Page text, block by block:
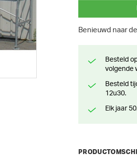
Benieuwd naar
Besteld op weekdagen voor 13 uur? Klaar voor levering of afhaling de
volgende
Besteld tijdens het weekend? Klaar voor levering of afhaling vanaf maandag
12u30.
Elk jaar